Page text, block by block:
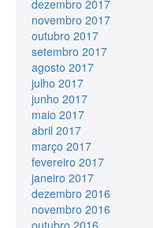
dezembro 2017
novembro 2017
outubro 2017
setembro 2017
agosto 2017
julho 2017
junho 2017
maio 2017
abril 2017
março 2017
fevereiro 2017
janeiro 2017
dezembro 2016
novembro 2016
outubro 2016